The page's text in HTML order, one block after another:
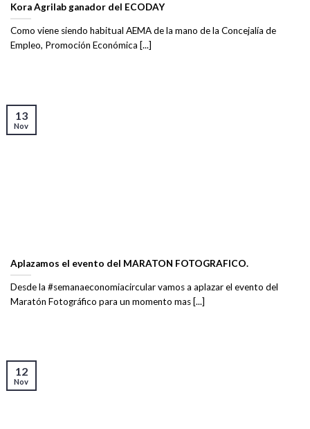
Kora Agrilab ganador del ECODAY
Como viene siendo habitual AEMA de la mano de la Concejalía de
Empleo, Promoción Económica [...]
Aplazamos el evento del MARATON FOTOGRAFICO.
Desde la #semanaeconomiacircular vamos a aplazar el evento del
Maratón Fotográfico para un momento mas [...]
13
Nov
12
Nov